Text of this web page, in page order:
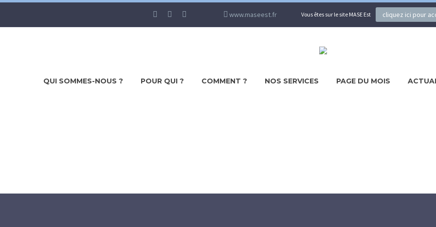
www.maseest.fr Vous êtes sur le site MASE Est cliquez ici pour
QUI SOMMES-NOUS ? POUR QUI ? COMMENT ? NOS SERVICES PAGE DU MOIS